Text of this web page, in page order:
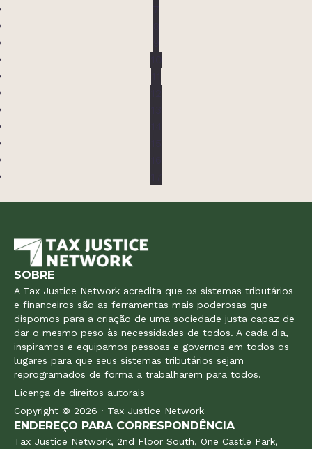
SOBRE
A Tax Justice Network acredita que os sistemas tributários
e financeiros são as ferramentas mais poderosas que
dispomos para a criação de uma sociedade justa capaz de
dar o mesmo peso às necessidades de todos. A cada dia,
inspiramos e equipamos pessoas e governos em todos os
lugares para que seus sistemas tributários sejam
reprogramados de forma a trabalharem para todos.
Licença de direitos autorais
Copyright © 2026 · Tax Justice Network
ENDEREÇO PARA CORRESPONDÊNCIA
Tax Justice Network, 2nd Floor South, One Castle Park,